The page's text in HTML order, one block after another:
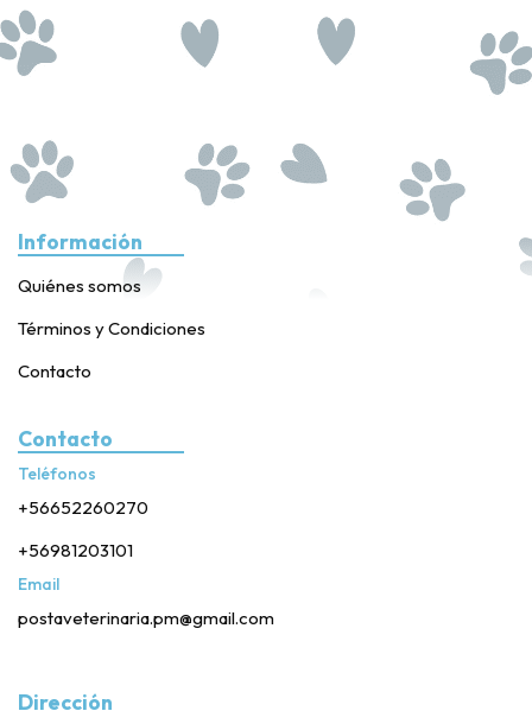
Información
Quiénes somos
Términos y Condiciones
Contacto
Contacto
Teléfonos
+56652260270
+56981203101
Email
postaveterinaria.pm@gmail.com
Dirección